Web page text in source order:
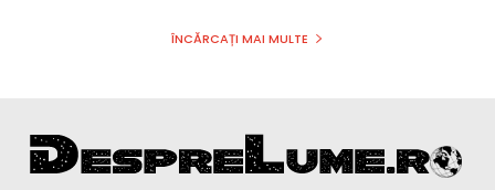
ÎNCĂRCAȚI MAI MULTE